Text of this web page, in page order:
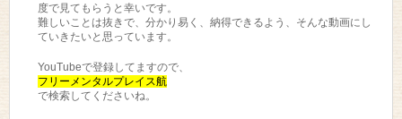
度で見てもらうと幸いです。
難しいことは抜きで、分かり易く、納得できるよう、そんな動画にし
ていきたいと思っています。
YouTubeで登録してますので、
フリーメンタルプレイス航
で検索してくださいね。